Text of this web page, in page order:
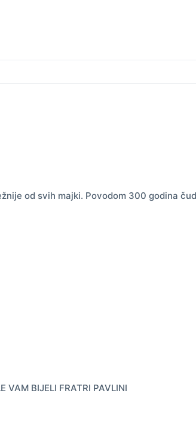
od svih majki. Povodom 300 godina
VAM BIJELI FRATRI PAVLINI